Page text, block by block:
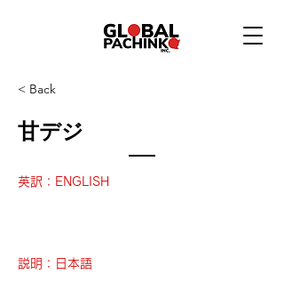
< Back
甘デジ
英訳：ENGLISH
説明：日本語